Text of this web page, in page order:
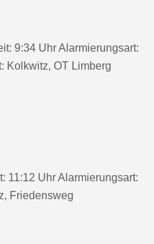
9:34 Uhr Alarmierungsart:
Kolkwitz, OT Limberg
11:12 Uhr Alarmierungsart:
Friedensweg